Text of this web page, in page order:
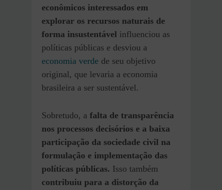
econômicos interessados em
explorar os recursos naturais de
forma insustentável influenciou as
políticas públicas e desviou a
economia verde de seu objetivo
original, que levaria a economia
brasileira a ser sustentável.
Sobretudo, a falta de transparência
nos processos decisórios e a baixa
participação da sociedade civil na
formulação e implementação das
políticas públicas. Isso também
contribuiu para a distorção da